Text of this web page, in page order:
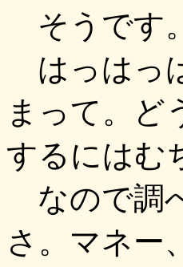
そうです
はっはっ
まって。ど
するにはむ
なので調
さ。マネー